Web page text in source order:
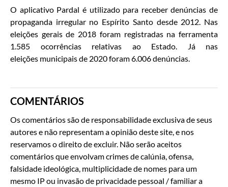
O aplicativo Pardal é utilizado para receber denúncias de
propaganda irregular no Espírito Santo desde 2012. Nas
eleições gerais de 2018 foram registradas na ferramenta
1.585 ocorrências relativas ao Estado. Já nas
eleições municipais de 2020 foram 6.006 denúncias.
COMENTÁRIOS
Os comentários são de responsabilidade exclusiva de seus
autores e não representam a opinião deste site, e nos
reservamos o direito de excluir. Não serão aceitos
comentários que envolvam crimes de calúnia, ofensa,
falsidade ideológica, multiplicidade de nomes para um
mesmo IP ou invasão de privacidade pessoal / familiar a